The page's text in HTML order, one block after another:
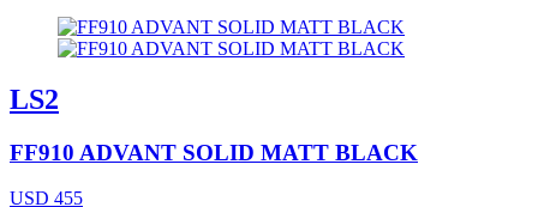
LS2
FF910 ADVANT SOLID MATT BLACK
USD 455